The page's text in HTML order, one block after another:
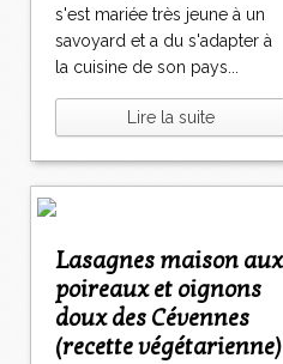
s'est mariée très jeune à un
savoyard et a du s'adapter à
la cuisine de son pays...
Lire la suite
Lasagnes maison aux
poireaux et oignons
doux des Cévennes
(recette végétarienne)